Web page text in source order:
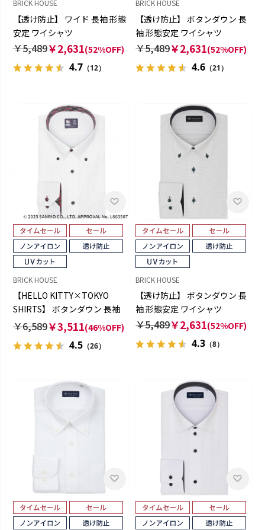
BRICK HOUSE
【透け防止】 ワイド 長袖 形態
安定 ワイシャツ
￥5,489￥2,631(52%OFF)
4.7（12）
BRICK HOUSE
【透け防止】 ボタンダウン 長
袖 形態安定 ワイシャツ
￥5,489￥2,631(52%OFF)
4.6 （21）
BRICK HOUSE
【HELLO KITTY×TOKYO
SHIRTS】 ボタンダウン 長袖
形態安定 ワイシャツ
￥6,589￥3,511(46%OFF)
4.5（26）
BRICK HOUSE
【透け防止】 ボタンダウン 長
袖 形態安定 ワイシャツ
￥5,489￥2,631(52%OFF)
4.3 （8）